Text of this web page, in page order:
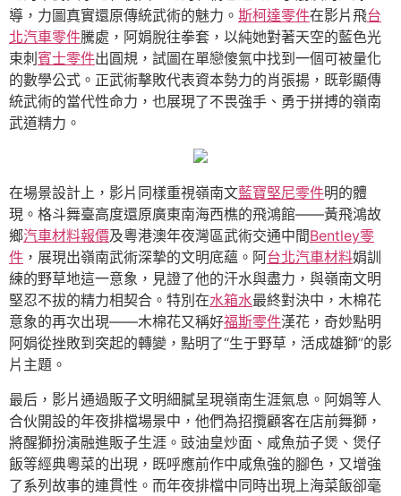
導，力圖真實還原傳統武術的魅力。 斯柯達零件在影片飛台
北汽車零件騰處，阿娟脫往拳套，以純她對著天空的藍色光
束刺 賓士零件出圓規，試圖在單戀傻氣中找到一個可被量化
的數學公式。正武術擊敗代表資本勢力的肖張揚，既彰顯傳
統武術的當代性命力，也展現了不畏強手、勇于拼搏的嶺南
武道精力。
在場景設計上，影片同樣重視嶺南文藍寶堅尼零件明的體
現。格斗舞臺高度還原廣東南海西樵的飛鴻館——黃飛鴻故
鄉汽車材料報價及粵港澳年夜灣區武術交通中間Bentley零
件 ，展現出嶺南武術深摯的文明底蘊。阿台北汽車材料娟訓
練的野草地這一意象，見證了他的汗水與盡力，與嶺南文明
堅忍不拔的精力相契合。特別在水箱水最終對決中，木棉花
意象的再次出現——木棉花又稱好福斯零件漢花，奇妙點明
阿娟從挫敗到突起的轉變，點明了“生于野草，活成雄獅”的影
片主題。
最后，影片通過販子文明細膩呈現嶺南生涯氣息。阿娟等人
合伙開設的年夜排檔場景中，他們為招攬顧客在店前舞獅，
將醒獅扮演融進販子生涯。豉油皇炒面、咸魚茄子煲、煲仔
飯等經典粵菜的出現，既呼應前作中咸魚強的腳色，又增強
了系列故事的連貫性。而年夜排檔中同時出現上海菜飯卻毫